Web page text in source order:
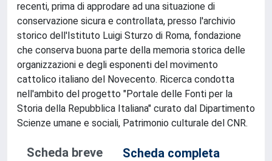
recenti, prima di approdare ad una situazione di
conservazione sicura e controllata, presso l'archivio
storico dell'Istituto Luigi Sturzo di Roma, fondazione
che conserva buona parte della memoria storica delle
organizzazioni e degli esponenti del movimento
cattolico italiano del Novecento. Ricerca condotta
nell'ambito del progetto "Portale delle Fonti per la
Storia della Repubblica Italiana" curato dal Dipartimento
Scienze umane e sociali, Patrimonio culturale del CNR.
Scheda breve
Scheda completa